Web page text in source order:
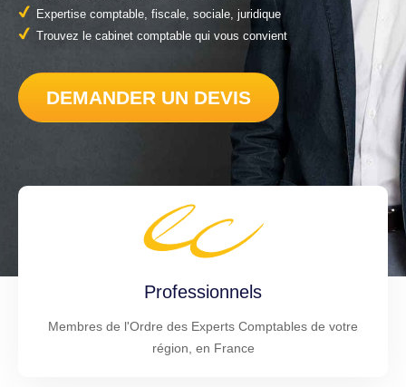
Expertise comptable, fiscale, sociale, juridique
Trouvez le cabinet comptable qui vous convient
DEMANDER UN DEVIS
Professionnels
Membres de l'Ordre des Experts Comptables de votre
région, en France